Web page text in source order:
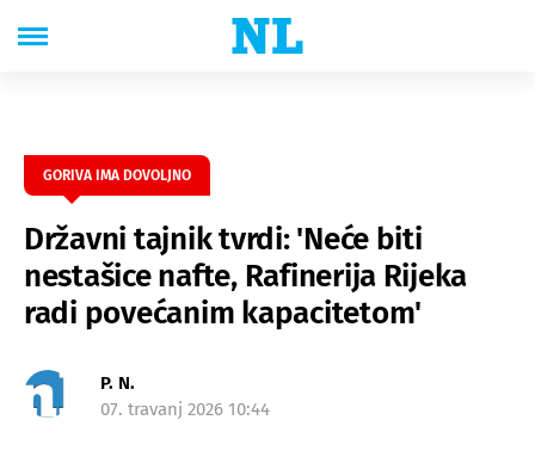
GORIVA IMA DOVOLJNO
Državni tajnik tvrdi: 'Neće biti
nestašice nafte, Rafinerija Rijeka
radi povećanim kapacitetom'
P. N.
07. travanj 2026 10:44